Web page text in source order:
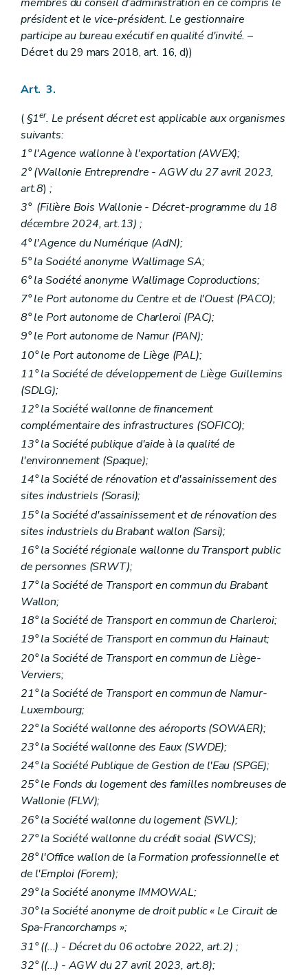
président et le vice-président. Le gestionnaire
participe au bureau exécutif en qualité d'invité. –
Décret du 29 mars 2018, art. 16, d))
Art. 3.
( §1er. Le présent décret est applicable aux organismes
suivants:
1° l'Agence wallonne à l'exportation (AWEX);
2° (Wallonie Entreprendre - AGW du 27 avril 2023,
art.8) ;
3° (Filière Bois Wallonie - Décret-programme du 18
décembre 2024, art.13) ;
4° l'Agence du Numérique (AdN);
5° la Société anonyme Wallimage SA;
6° la Société anonyme Wallimage Coproductions;
7° le Port autonome du Centre et de l'Ouest (PACO);
8° le Port autonome de Charleroi (PAC);
9° le Port autonome de Namur (PAN);
10° le Port autonome de Liège (PAL);
11° la Société de développement de Liège Guillemins
(SDLG);
12° la Société wallonne de financement
complémentaire des infrastructures (SOFICO);
13° la Société publique d'aide à la qualité de
l'environnement (Spaque);
14° la Société de rénovation et d'assainissement des
sites industriels (Sorasi);
15° la Société d'assainissement et de rénovation des
sites industriels du Brabant wallon (Sarsi);
16° la Société régionale wallonne du Transport public
de personnes (SRWT);
17° la Société de Transport en commun du Brabant
Wallon;
18° la Société de Transport en commun de Charleroi;
19° la Société de Transport en commun du Hainaut;
20° la Société de Transport en commun de Liège-
Verviers;
21° la Société de Transport en commun de Namur-
Luxembourg;
22° la Société wallonne des aéroports (SOWAER);
23° la Société wallonne des Eaux (SWDE);
24° la Société Publique de Gestion de l'Eau (SPGE);
25° le Fonds du logement des familles nombreuses de
Wallonie (FLW);
26° la Société wallonne du logement (SWL);
27° la Société wallonne du crédit social (SWCS);
28° l'Office wallon de la Formation professionnelle et
de l'Emploi (Forem);
29° la Société anonyme IMMOWAL;
30° la Société anonyme de droit public « Le Circuit de
Spa-Francorchamps »;
31° ((...) - Décret du 06 octobre 2022, art.2) ;
32° ((...) - AGW du 27 avril 2023, art.8);